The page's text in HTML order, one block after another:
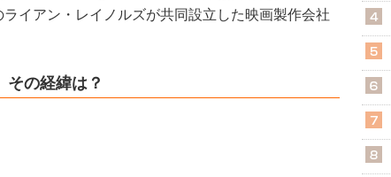
イアン・レイノルズが共同設立した映画製作会社
の経緯は？